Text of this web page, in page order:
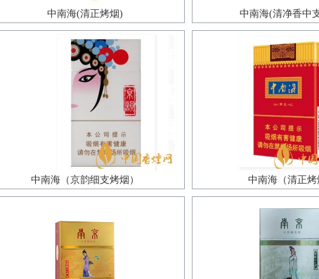
中南海(清正烤烟) 中南海(清净香中
中南海（京韵细支烤烟） 中南海（清正烤